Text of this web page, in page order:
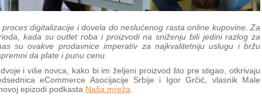
digitalizacije i dovela do neslućenog rasta online kupovine. Za
kada su outlet roba i proizvodi na sniženju bili jedini razlog za
su ovakve prodavnice imperativ za najkvalitetniju uslugu i bržu
da plate i punu cenu.
i više novca, kako bi im željeni proizvod što pre stigao, otkrivaju
eCommerce Asocijacije Srbije i Igor Grčić, vlasnik Male
epizodi podkasta Naša mreža.